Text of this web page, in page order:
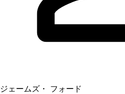
ジェームズ・ フォード